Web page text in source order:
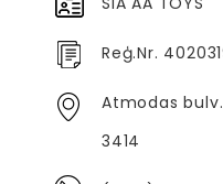
Reģ.Nr.
Atmodas
3414